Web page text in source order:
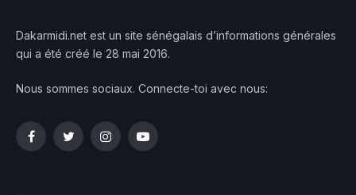
Dakarmidi.net est un site sénégalais d’informations générales
qui a été créé le 28 mai 2016.
Nous sommes sociaux. Connecte-toi avec nous:
FacebookTwitterInstagramYouTube